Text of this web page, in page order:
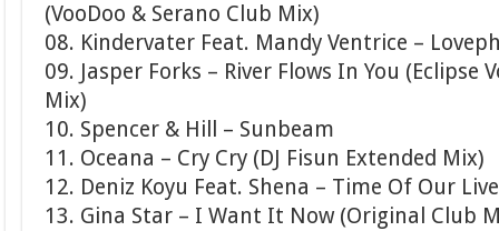
(VooDoo & Serano Club Mix)
08. Kindervater Feat. Mandy Ventrice –
09. Jasper Forks – River Flows In You (Eclipse
Mix)
10. Spencer & Hill – Sunbeam
11. Oceana – Cry Cry (DJ Fisun Extended Mix)
12. Deniz Koyu Feat. Shena – Time Of Our
13. Gina Star – I Want It Now (Original Club